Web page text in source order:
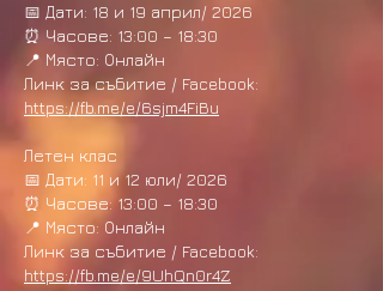
📅 Дати: 18 и 19 април/ 2026
⏰ Часове: 13:00 – 18:30
📍 Място: Онлайн​
Линк за събитие / Facebook:
https://fb.me/e/6sjm4FiBu
Летен клас
📅 Дати: 11 и 12 юли/ 2026
⏰ Часове: 13:00 – 18:30
📍 Място: Онлайн
Линк за събитие / Facebook:
https://fb.me/e/9UhQn0r4Z